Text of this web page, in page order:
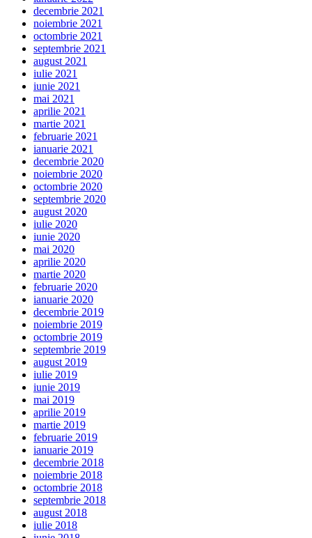
decembrie 2021
noiembrie 2021
octombrie 2021
septembrie 2021
august 2021
iulie 2021
iunie 2021
mai 2021
aprilie 2021
martie 2021
februarie 2021
ianuarie 2021
decembrie 2020
noiembrie 2020
octombrie 2020
septembrie 2020
august 2020
iulie 2020
iunie 2020
mai 2020
aprilie 2020
martie 2020
februarie 2020
ianuarie 2020
decembrie 2019
noiembrie 2019
octombrie 2019
septembrie 2019
august 2019
iulie 2019
iunie 2019
mai 2019
aprilie 2019
martie 2019
februarie 2019
ianuarie 2019
decembrie 2018
noiembrie 2018
octombrie 2018
septembrie 2018
august 2018
iulie 2018